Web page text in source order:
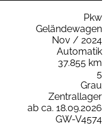
Pkw
Geländewagen
Nov / 2024
Automatik
37.855 km
5
Grau
Zentrallager
ab ca. 18.09.2026
GW-V4574